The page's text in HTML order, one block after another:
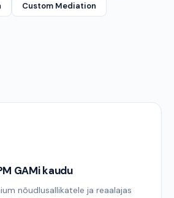
Custom Mediation
GAMi kaudu
nõudlusallikatele ja reaalajas